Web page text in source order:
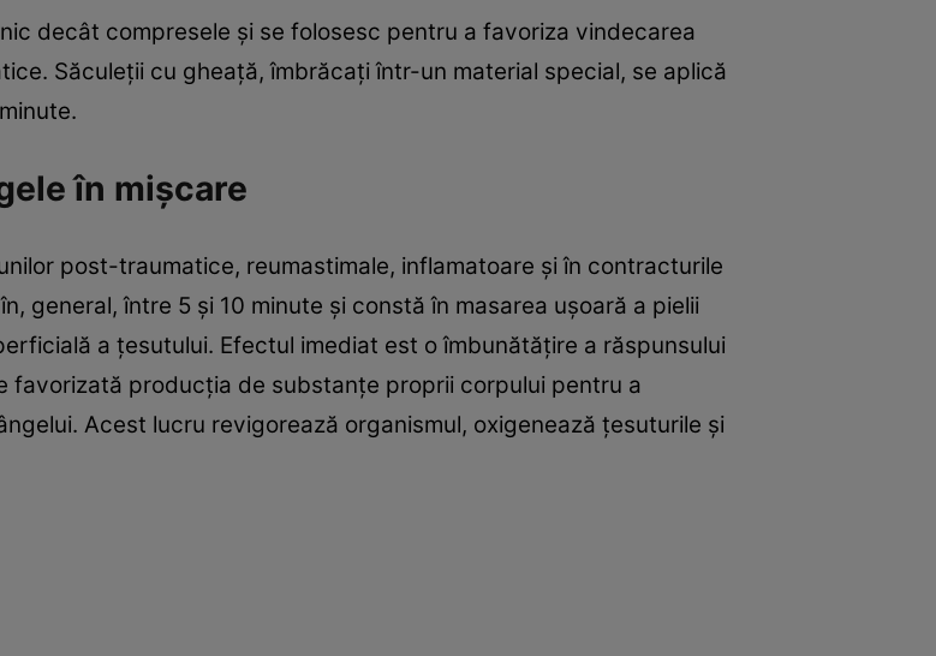
decât compresele și se folosesc pentru a favoriza vindecarea
Săculeții cu gheață, îmbrăcați într-un material special, se aplică
în mişcare
post-traumatice, reumastimale, inflamatoare și în contracturile
general, între 5 și 10 minute și constă în masarea ușoară a pielii
a țesutului. Efectul imediat est o îmbunătățire a răspunsului
favorizată producția de substanţe proprii corpului pentru a
Acest lucru revigorează organismul, oxigenează ţesuturile și